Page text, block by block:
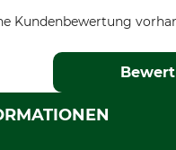
Kundenbewertung